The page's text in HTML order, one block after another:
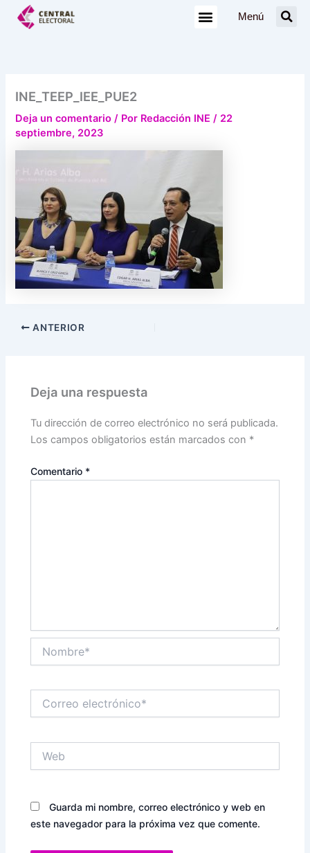
Menú
INE_TEEP_IEE_PUE2
Deja un comentario / Por Redacción INE/ 22
septiembre, 2023
ANTERIOR
Deja una respuesta
Tu dirección de correo electrónico no será publicada.
Los campos obligatorios están marcados con *
Comentario *
electrónico*
Guarda mi nombre, correo electrónico y web en
este navegador para la próxima vez que comente.